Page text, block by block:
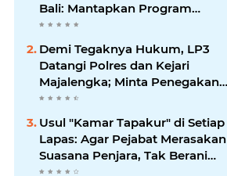
Bali: Mantapkan Program
Unggulan Kapolda
Demi Tegaknya Hukum, LP3
Datangi Polres dan Kejari
Majalengka; Minta Penegakan
Proporsional: Restoratif untuk
Lemah, Tegas untuk Narkoba &
Oknum
Usul "Kamar Tapakur" di Setiap
Lapas: Agar Pejabat Merasakan
Suasana Penjara, Tak Berani
Korupsi dan Menyalahgunakan